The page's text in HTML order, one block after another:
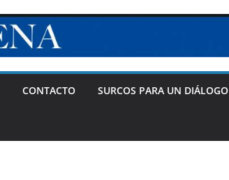
CONTACTO SURCOS PARA UN DIÁLOGO